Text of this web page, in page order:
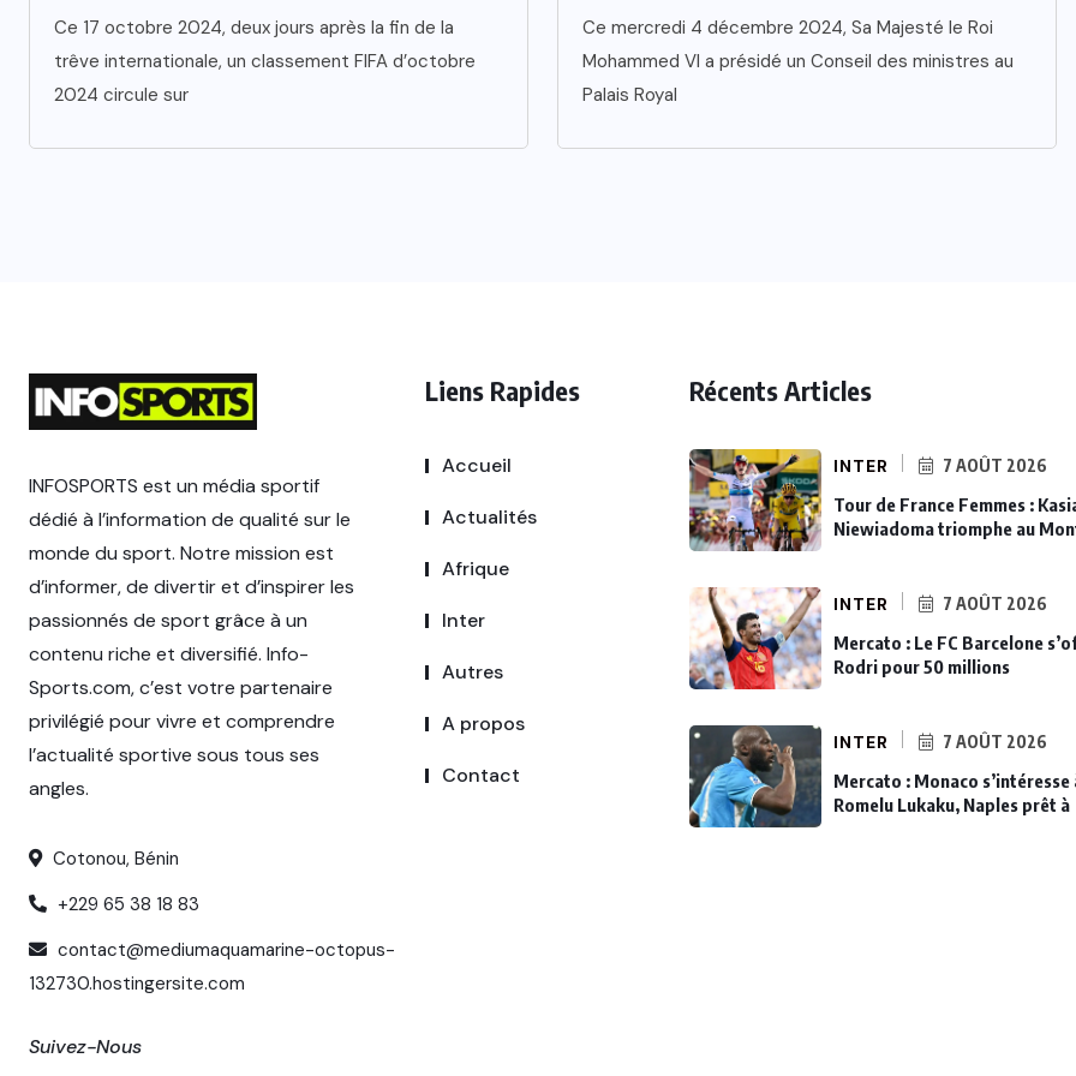
Ce 17 octobre 2024, deux jours après la fin de la
trêve internationale, un classement FIFA d’octobre
2024 circule sur
Ce mercredi 4 décembre 2024, Sa Majesté le Roi
Mohammed VI a présidé un Conseil des ministres au
Palais Royal
INFOSPORTS est un média sportif
dédié à l’information de qualité sur le
monde du sport. Notre mission est
d’informer, de divertir et d’inspirer les
passionnés de sport grâce à un
contenu riche et diversifié. Info-
Sports.com, c’est votre partenaire
privilégié pour vivre et comprendre
l’actualité sportive sous tous ses
angles.
Cotonou, Bénin
+229 65 38 18 83
contact@mediumaquamarine-octopus-
132730.hostingersite.com
Suivez-Nous
Liens Rapides
Accueil
Actualités
Afrique
Inter
Autres
A propos
Contact
Récents Articles
INTER 7 AOÛT 2026
Tour de France Femmes :
Niewiadoma triomphe au
INTER 7 AOÛT 2026
Mercato : Le FC Barcelone
Rodri pour 50 millions
INTER 7 AOÛT 2026
Mercato : Monaco s’intéresse
Romelu Lukaku, Naples prêt à